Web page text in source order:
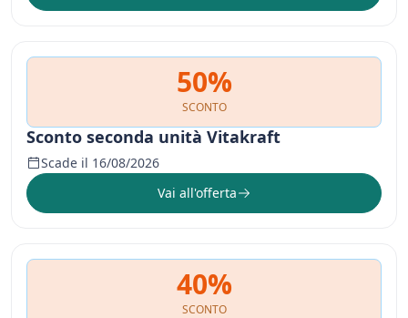
50%
SCONTO
Sconto seconda unità Vitakraft
Scade il 16/08/2026
Vai all'offerta
40%
SCONTO